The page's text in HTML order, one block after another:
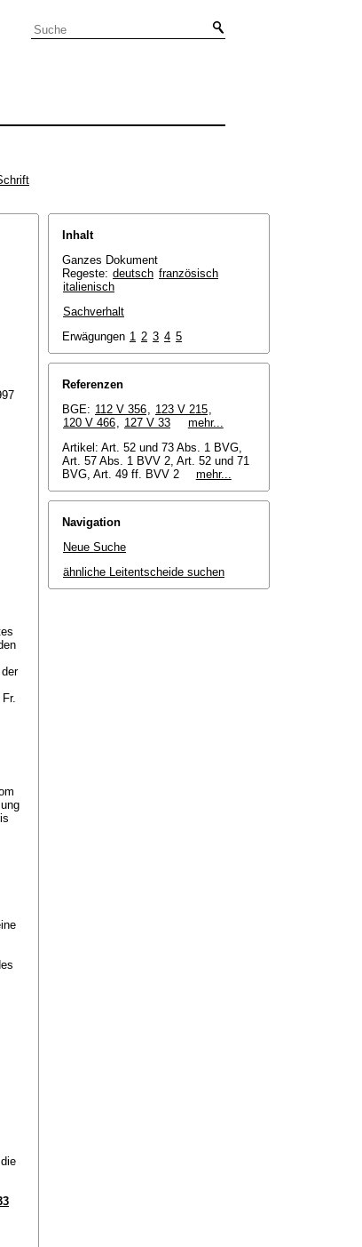
Inhalt
Ganzes Dokument
Regeste: deutsch französisch
italienisch
Sachverhalt
Erwägungen 1 2 3 4 5
Referenzen
BGE: 112 V 356, 123 V 215,
120 V 466, 127 V 33
mehr...
Artikel: Art. 52 und 73 Abs. 1 BVG,
Art. 57 Abs. 1 BVV 2, Art. 52 und 71
BVG, Art. 49 ff. BVV 2 mehr...
Navigation
Neue Suche
ähnliche Leitentscheide suchen